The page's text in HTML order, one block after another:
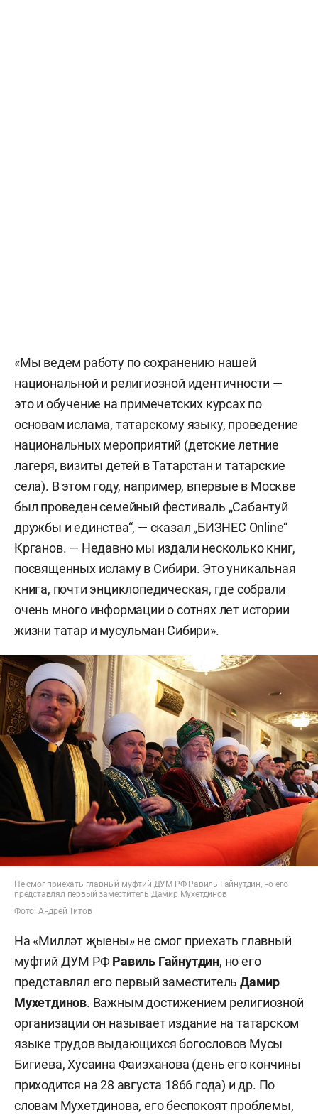
«Мы ведем работу по сохранению нашей
национальной и религиозной идентичности —
это и обучение на примечетских курсах по
основам ислама, татарскому языку, проведение
национальных мероприятий (детские летние
лагеря, визиты детей в Татарстан и татарские
села). В этом году, например, впервые в Москве
был проведен семейный фестиваль „Сабантуй
дружбы и единства“, — сказал „БИЗНЕС Online“
Крганов. — Недавно мы издали несколько книг,
посвященных исламу в Сибири. Это уникальная
книга, почти энциклопедическая, где собрали
очень много информации о сотнях лет истории
жизни татар и мусульман Сибири».
Не смог приехать главный муфтий ДУМ РФ Равиль Гайнутдин, но его
представлял первый заместитель Дамир Мухетдинов
Фото: Андрей Титов
На «Милләт җыены» не смог приехать главный
муфтий ДУМ РФРавиль Гайнутдин, но его
представлял его первый заместитель Дамир
Мухетдинов. Важным достижением религиозной
организации он называет издание на татарском
языке трудов выдающихся богословов Мусы
Бигиева, Хусаина Фаизханова (день его кончины
приходится на 28 августа 1866 года) и др. По
словам Мухетдинова, его беспокоят проблемы,